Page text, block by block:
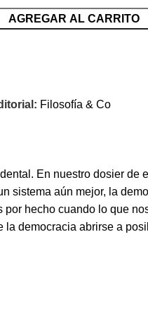
AGREGAR AL CARRITO
Filosofía & Co
En nuestro dosier
sistema aún mejor, la
hecho cuando lo que
la democracia abrirse a